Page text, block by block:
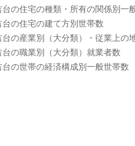
の住宅の種類・所有の関係別一
の住宅の建て方別世帯数
の産業別（大分類）・従業上の
の職業別（大分類）就業者数
の世帯の経済構成別一般世帯数